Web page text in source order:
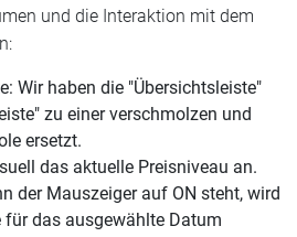
und die Interaktion mit dem
Wir haben die "Übersichtsleiste"
zu einer verschmolzen und
ersetzt.
das aktuelle Preisniveau an.
der Mauszeiger auf ON steht, wird
für das ausgewählte Datum